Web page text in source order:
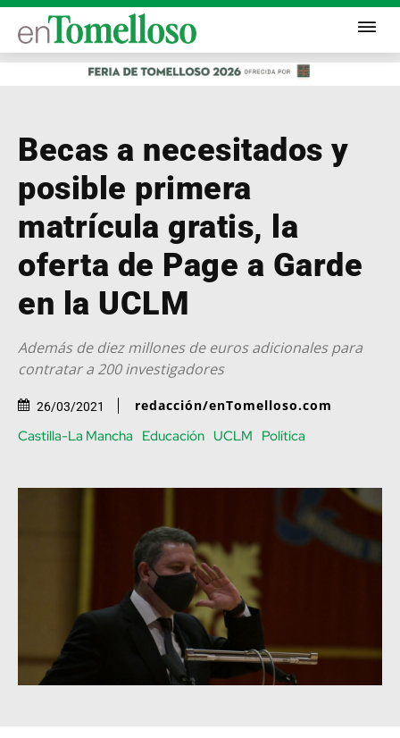
Becas a necesitados y
posible primera
matrícula gratis, la
oferta de Page a Garde
en la UCLM
Además de diez millones de euros adicionales para
contratar a 200 investigadores
26/03/2021 redacción/enTomelloso.com
Castilla-La Mancha Educación UCLM Política